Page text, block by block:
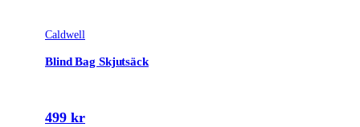
Caldwell
Blind Bag Skjutsäck
499 kr